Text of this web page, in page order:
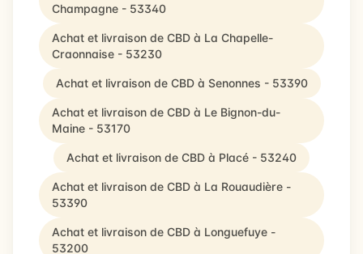
Champagne - 53340
Achat et livraison de CBD à La Chapelle-
Craonnaise - 53230
Achat et livraison de CBD à Senonnes - 53390
Achat et livraison de CBD à Le Bignon-du-
Maine - 53170
Achat et livraison de CBD à Placé - 53240
Achat et livraison de CBD à La Rouaudière -
53390
Achat et livraison de CBD à Longuefuye -
53200